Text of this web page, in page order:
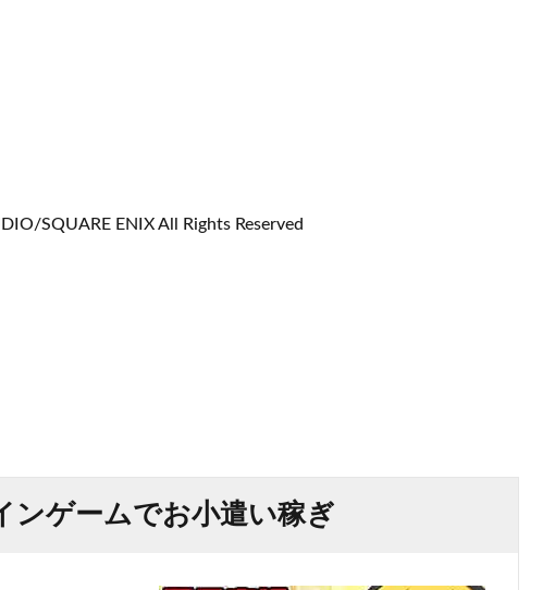
SQUARE ENIX All Rights Reserved
ンゲームでお小遣い稼ぎ